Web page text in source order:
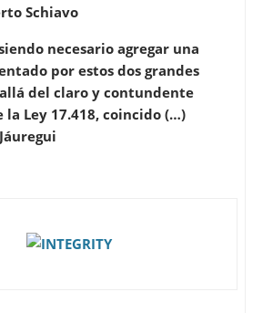
Schiavo
necesario agregar una
por estos dos grandes
del claro y contundente
la Ley 17.418, coincido (…)